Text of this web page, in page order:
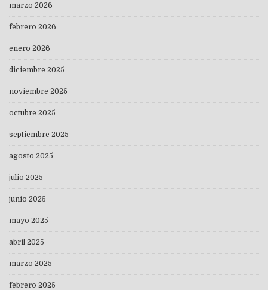
marzo 2026
febrero 2026
enero 2026
diciembre 2025
noviembre 2025
octubre 2025
septiembre 2025
agosto 2025
julio 2025
junio 2025
mayo 2025
abril 2025
marzo 2025
febrero 2025